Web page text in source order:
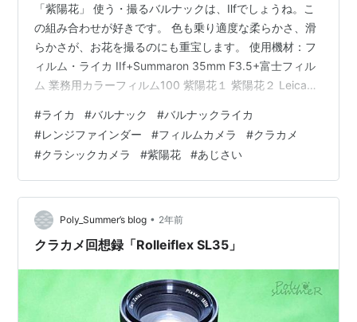
「紫陽花」 使う・撮るバルナックは、Ⅱfでしょうね。こ
の組み合わせが好きです。 色も乗り適度な柔らかさ、滑
らかさが、お花を撮るのにも重宝します。 使用機材：フ
ィルム・ライカ IIf+Summaron 35mm F3.5+富士フィル
ム 業務用カラーフィルム100 紫陽花１ 紫陽花２ Leica
#ライカ #バルナック #バルナックライカ
#レンジファインダー #フィルムカメラ #クラカメ
#クラシックカメラ #紫陽花 #あじさい
Poly_Summer’s blog • 2年前
クラカメ回想録「Rolleiflex SL35」